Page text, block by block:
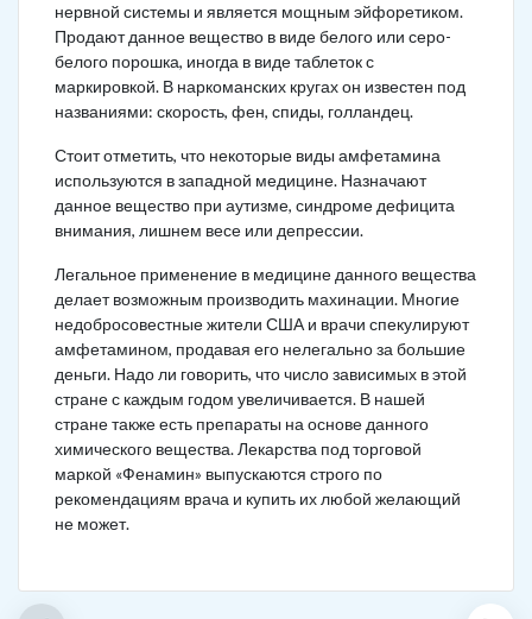
нервной системы и является мощным эйфоретиком.
Продают данное вещество в виде белого или серо-
белого порошка, иногда в виде таблеток с
маркировкой. В наркоманских кругах он известен под
названиями: скорость, фен, спиды, голландец.
Стоит отметить, что некоторые виды амфетамина
используются в западной медицине. Назначают
данное вещество при аутизме, синдроме дефицита
внимания, лишнем весе или депрессии.
Легальное применение в медицине данного вещества
делает возможным производить махинации. Многие
недобросовестные жители США и врачи спекулируют
амфетамином, продавая его нелегально за большие
деньги. Надо ли говорить, что число зависимых в этой
стране с каждым годом увеличивается. В нашей
стране также есть препараты на основе данного
химического вещества. Лекарства под торговой
маркой «Фенамин» выпускаются строго по
рекомендациям врача и купить их любой желающий
не может.